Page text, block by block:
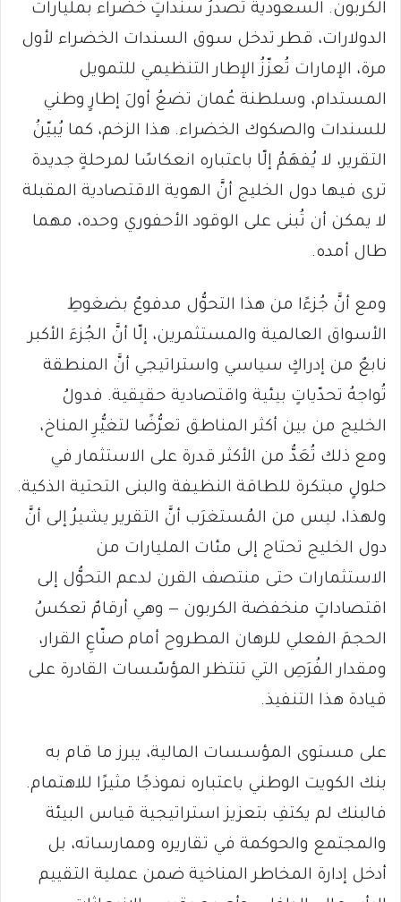
الكربون. السعودية تصدرُ سنداتٍ خضراء بمليارات
الدولارات، قطر تدخل سوق السندات الخضراء لأول
مرة، الإمارات تُعزّزُ الإطار التنظيمي للتمويل
المستدام، وسلطنة عُمان تضعُ أولَ إطارٍ وطني
للسندات والصكوك الخضراء. هذا الزخم، كما يُبيّنُ
التقرير، لا يُفهَمُ إلّا باعتباره انعكاسًا لمرحلةٍ جديدة
ترى فيها دول الخليج أنَّ الهوية الاقتصادية المقبلة
لا يمكن أن تُبنى على الوقود الأحفوري وحده، مهما
طال أمده.
ومع أنَّ جُزءًا من هذا التحوُّل مدفوعٌ بضغوطِ
الأسواق العالمية والمستثمرين، إلّا أنَّ الجُزءَ الأكبر
نابعٌ من إدراكٍ سياسي واستراتيجي أنَّ المنطقة
تُواجهُ تحدّياتٍ بيئية واقتصادية حقيقية. فدولُ
الخليج من بين أكثر المناطق تعرُّضًا لتغيُّرِ المناخ،
ومع ذلك تُعَدُّ من الأكثر قدرة على الاستثمار في
حلولٍ مبتكرة للطاقة النظيفة والبنى التحتية الذكية.
ولهذا، ليس من المُستغرَب أنَّ التقرير يشيرُ إلى أنَّ
دول الخليج تحتاج إلى مئات المليارات من
الاستثمارات حتى منتصف القرن لدعم التحوُّل إلى
اقتصاداتٍ منخفضة الكربون — وهي أرقامٌ تعكسُ
الحجمَ الفعلي للرهان المطروح أمام صنّاعِ القرار،
ومقدار الفُرَصِ التي تنتظر المؤسّسات القادرة على
قيادة هذا التنفيذ.
على مستوى المؤسسات المالية، يبرز ما قام به
بنك الكويت الوطني باعتباره نموذجًا مثيرًا للاهتمام.
فالبنك لم يكتفِ بتعزيز استراتيجية قياس البيئة
والمجتمع والحوكمة في تقاريره وممارساته، بل
أدخل إدارة المخاطر المناخية ضمن عملية التقييم